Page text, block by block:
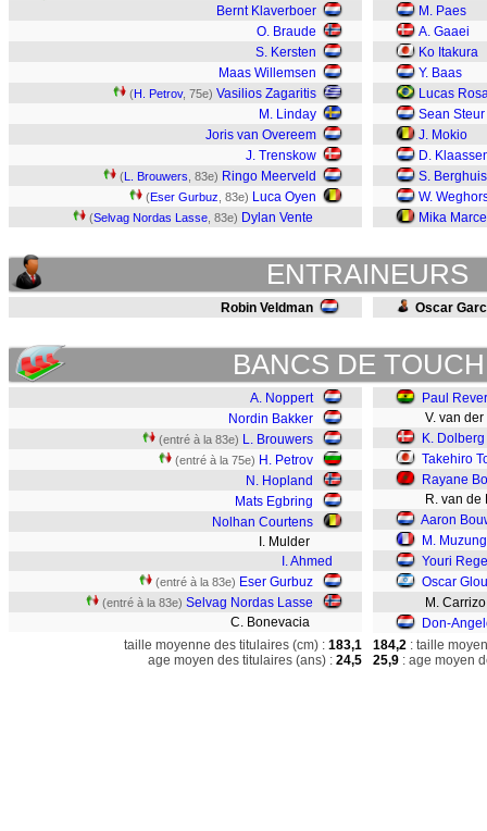
Bernt Klaverboer
O. Braude
S. Kersten
Maas Willemsen
(H. Petrov, 75e) Vasilios Zagaritis
M. Linday
Joris van Overeem
J. Trenskow
(L. Brouwers , 83e) Ringo Meerveld
(Eser Gurbuz , 83e) Luca Oyen
(Selvag Nordas Lasse , 83e) Dylan Vente
M. Paes
A. Gaaei
Ko Itakura
Y. Baas
Lucas
Sean Steur
J. Mokio
D.
S. Berghuis
W.
Mika
ENTRAINEURS
Robin Veldman Oscar
BANCS DE
A. Noppert
Nordin Bakker
(entré à la 83e) L. Brouwers
(entré à la 75e) H. Petrov
N. Hopland
Mats Egbring
Nolhan Courtens
I. Mulder
I. Ahmed
(entré à la 83e) Eser Gurbuz
(entré à la 83e) Selvag Nordas Lasse
C. Bonevacia
Paul
V. van der
K. Dolberg
Takehiro
Rayane
R. van de
Aaron
M.
Youri
Oscar
M.
Don-
taille moyenne des titulaires (cm) : 183,1
age moyen des titulaires (ans) : 24,5
184,2 : taille
25,9 : age moyen